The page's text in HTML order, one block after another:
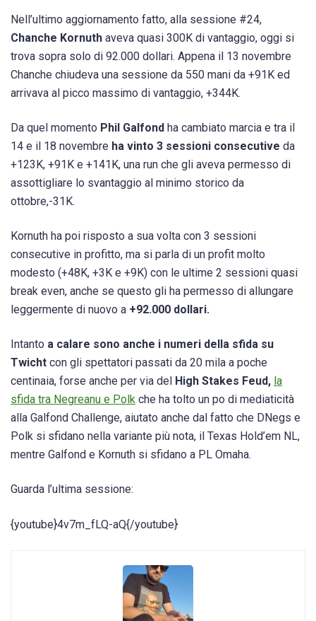
Nell’ultimo aggiornamento fatto, alla sessione #24,
Chanche Kornuth aveva quasi 300K di vantaggio, oggi si
trova sopra solo di 92.000 dollari. Appena il 13 novembre
Chanche chiudeva una sessione da 550 mani da +91K ed
arrivava al picco massimo di vantaggio, +344K.
Da quel momento Phil Galfond ha cambiato marcia e tra il
14 e il 18 novembre ha vinto 3 sessioni consecutive da
+123K, +91K e +141K, una run che gli aveva permesso di
assottigliare lo svantaggio al minimo storico da
ottobre,-31K.
Kornuth ha poi risposto a sua volta con 3 sessioni
consecutive in profitto, ma si parla di un profit molto
modesto (+48K, +3K e +9K) con le ultime 2 sessioni quasi
break even, anche se questo gli ha permesso di allungare
leggermente di nuovo a +92.000 dollari.
Intanto a calare sono anche i numeri della sfida su
Twicht con gli spettatori passati da 20 mila a poche
centinaia, forse anche per via del High Stakes Feud, la
sfida tra Negreanu e Polk che ha tolto un po di mediaticità
alla Galfond Challenge, aiutato anche dal fatto che DNegs e
Polk si sfidano nella variante più nota, il Texas Hold’em NL,
mentre Galfond e Kornuth si sfidano a PL Omaha.
Guarda l’ultima sessione:
{youtube}4v7m_fLQ-aQ{/youtube}